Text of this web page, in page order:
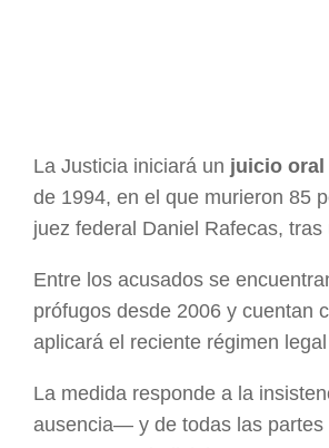
La Justicia iniciará un juicio oral
de 1994, en el que murieron 85
juez federal Daniel Rafecas,
Entre los acusados se
prófugos desde 2006 y cuentan
aplicará el reciente régimen
La medida responde a la
ausencia— y de todas las partes